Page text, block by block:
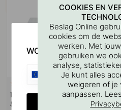
Boorsjabloon voor handgrepen
& Knoppen
COOKIES EN
Beslag Online
cookies om de
werken. Met
gebruiken we
analyse,
Je kunt alles
weigeren of je
aanpassen.
WOULD YOU RATHER
CHANGE